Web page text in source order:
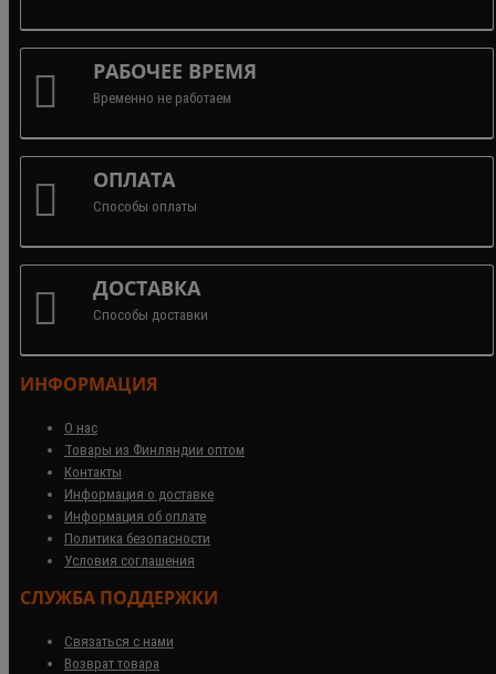
РАБОЧЕЕ ВРЕМЯ
Временно не работаем
ОПЛАТА
Способы оплаты
ДОСТАВКА
Способы доставки
ИНФОРМАЦИЯ
О нас
Товары из Финляндии оптом
Контакты
Информация о доставке
Информация об оплате
Политика безопасности
Условия соглашения
СЛУЖБА ПОДДЕРЖКИ
Связаться с нами
Возврат товара